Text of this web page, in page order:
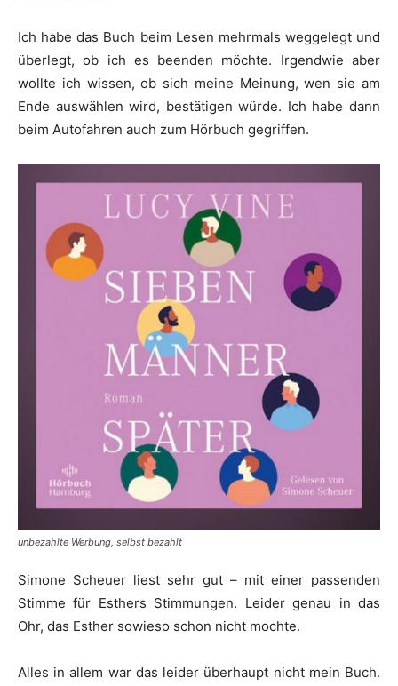
Ich habe das Buch beim Lesen mehrmals weggelegt und
überlegt, ob ich es beenden möchte. Irgendwie aber
wollte ich wissen, ob sich meine Meinung, wen sie am
Ende auswählen wird, bestätigen würde. Ich habe dann
beim Autofahren auch zum Hörbuch gegriffen.
unbezahlte Werbung, selbst bezahlt
Simone Scheuer liest sehr gut – mit einer passenden
Stimme für Esthers Stimmungen. Leider genau in das
Ohr, das Esther sowieso schon nicht mochte.
Alles in allem war das leider überhaupt nicht mein Buch.